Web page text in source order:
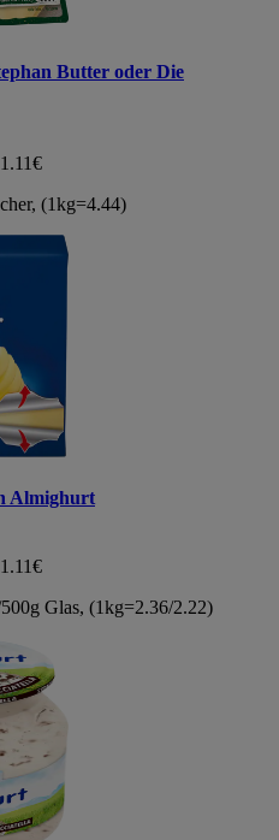
Butter oder Die
(1kg=4.44)
Almighurt
Glas, (1kg=2.36/2.22)